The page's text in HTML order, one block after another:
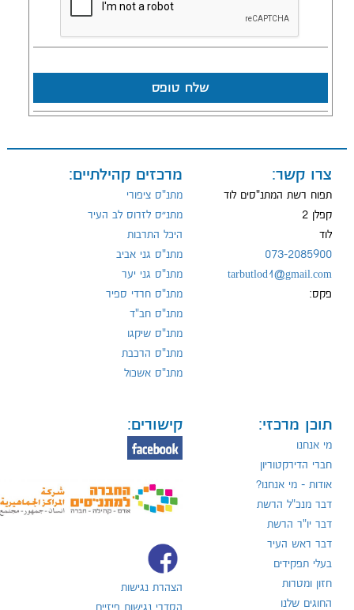
שלח טופס
צרו קשר:
תפוח רשת המתנ"סים לוד
קפלן 2
לוד
073-2085900
tarbutlod1@gmail.com
פקס:
מרכזים קהילתיים:
מתנ"ס ציפורי
מתנ״ס לזרוס לב העיר
היכל התרבות
מתנ"ס גני אביב
מתנ"ס גני יער
מתנ"ס חרדי ספיר
מתנ"ס חב"ד
מתנ"ס שיקגו
מתנ"ס הרכבת
מתנ"ס אשכול
תוכן מרכזי:
מי אנחנו
חברי הדירקטוריון
אודות - מי אנחנו?
דבר מנכ"ל הרשת
דבר יו"ר הרשת
דבר ראש העיר
בעלי תפקידים
חזון ומטרות
החוגים שלנו
קישורים:
הצהרת נגישות
הסדרי נגישות פיזיים